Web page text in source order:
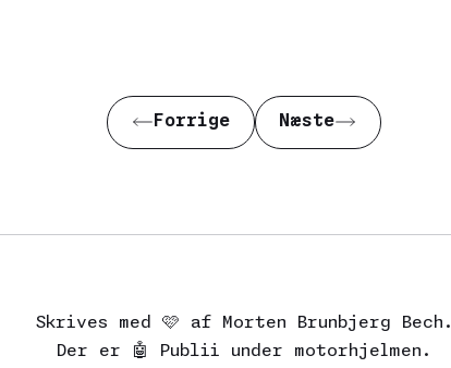
Forrige Næste
Skrives med 🩷 af Morten Brunbjerg Bech.
Der er 🤖
Publii under motorhjelmen.